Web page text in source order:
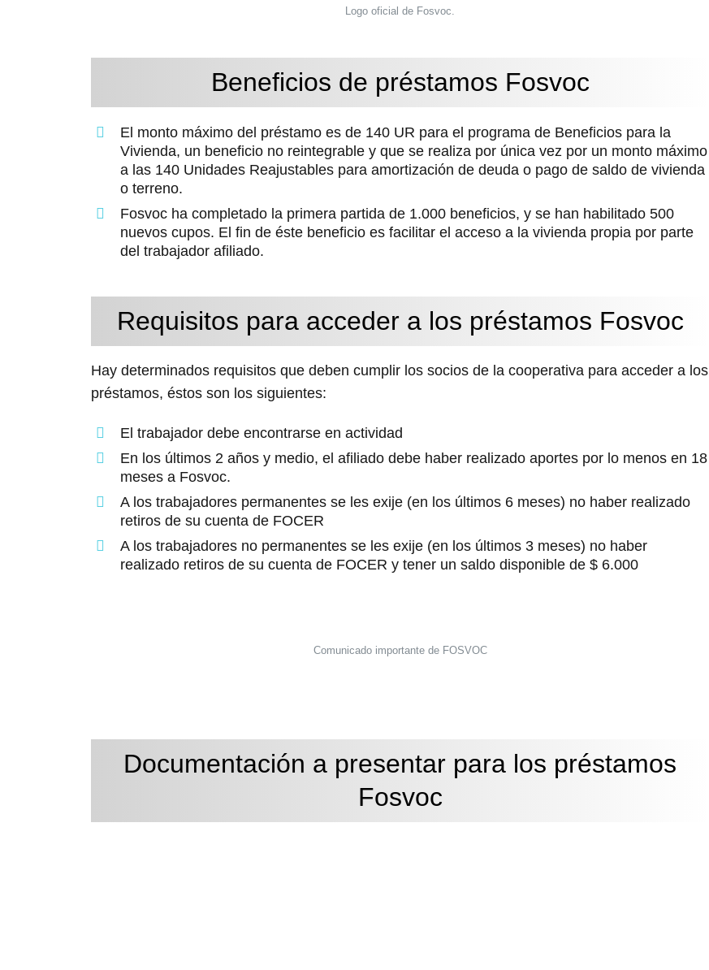
Logo oficial de Fosvoc.
Beneficios de préstamos Fosvoc
El monto máximo del préstamo es de 140 UR para el programa de Beneficios para la
Vivienda, un beneficio no reintegrable y que se realiza por única vez por un monto máximo
a las 140 Unidades Reajustables para amortización de deuda o pago de saldo de vivienda
o terreno.
Fosvoc ha completado la primera partida de 1.000 beneficios, y se han habilitado 500
nuevos cupos. El fin de éste beneficio es facilitar el acceso a la vivienda propia por parte
del trabajador afiliado.
Requisitos para acceder a los préstamos Fosvoc
Hay determinados requisitos que deben cumplir los socios de la cooperativa para acceder a los
préstamos, éstos son los siguientes:
El trabajador debe encontrarse en actividad
En los últimos 2 años y medio, el afiliado debe haber realizado aportes por lo menos en 18
meses a Fosvoc.
A los trabajadores permanentes se les exije (en los últimos 6 meses) no haber realizado
retiros de su cuenta de FOCER
A los trabajadores no permanentes se les exije (en los últimos 3 meses) no haber
realizado retiros de su cuenta de FOCER y tener un saldo disponible de $ 6.000
Comunicado importante de FOSVOC
Documentación a presentar para los préstamos
Fosvoc